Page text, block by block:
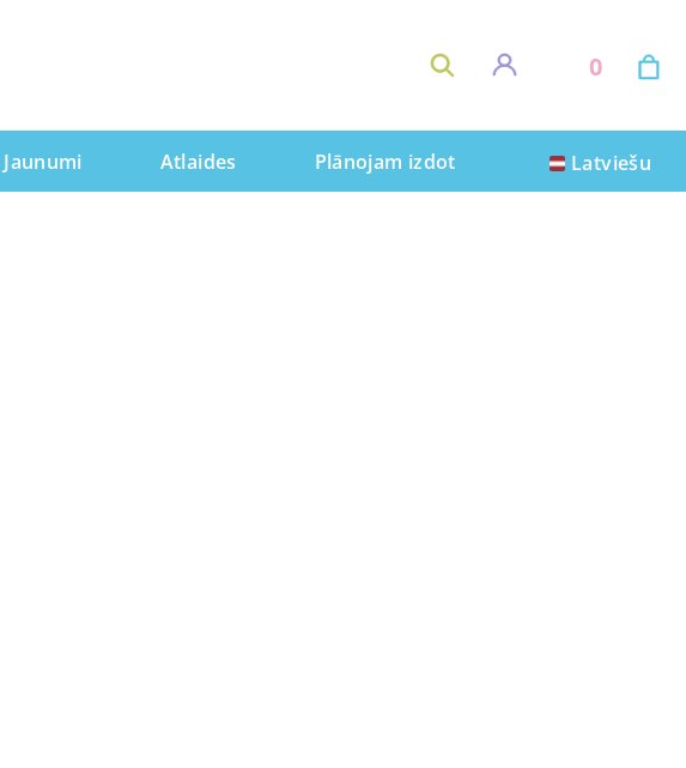
0
Jaunumi Atlaides Plānojam izdot Latviešu